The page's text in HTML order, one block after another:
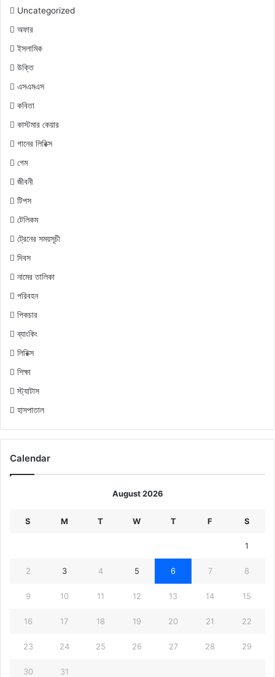
Uncategorized
অফার
ইসলামিক
উক্তি
এসএমএস
কবিতা
কাস্টমার কেয়ার
গানের লিরিক্স
গেম
জীবনী
টিপস
টেলিকম
ট্রেনের সময়সূচী
দিবস
নামের তালিকা
পরিবহন
পিকচার
ব্যাংকিং
লিরিক্স
শিক্ষা
স্ট্যাটাস
হাসপাতাল
Calendar
August 2026
S M T W T F S
1
2 3 4 5 6 7 8
9 10 11 12 13 14 15
16 17 18 19 20 21 22
23 24 25 26 27 28 29
30 31